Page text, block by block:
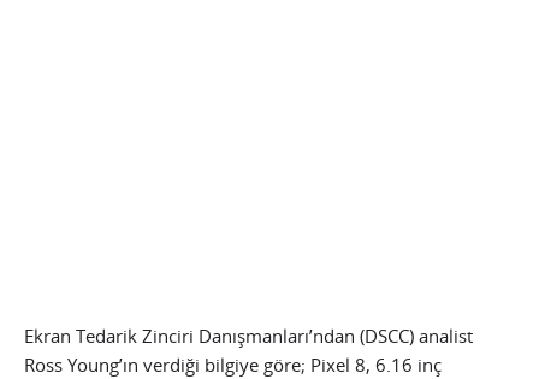
Ekran Tedarik Zinciri Danışmanları’ndan (DSCC) analist
Ross Young’ın verdiği bilgiye göre; Pixel 8, 6.16 inç